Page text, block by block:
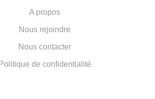
A propos
Nous rejoindre
Nous contacter
Politique de confidentialité